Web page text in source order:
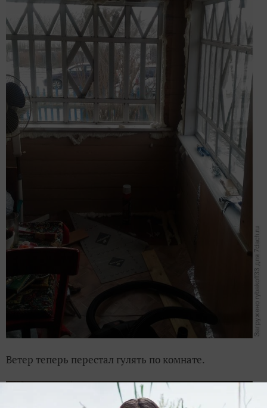
Ветер теперь перестал гулять по комнате.